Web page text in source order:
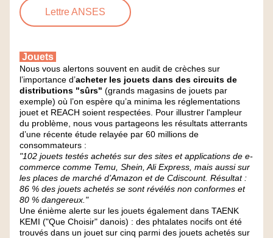
Lettre ANSES
Jouets
Nous vous alertons souvent en audit de crèches sur
l’importance d’acheter les jouets dans des circuits de
distributions "sûrs" (grands magasins de jouets par
exemple) où l’on espère qu’a minima les réglementations
jouet et REACH soient respectées. Pour illustrer l'ampleur
du problème, nous vous partageons les résultats atterrants
d’une récente étude relayée par 60 millions de
consommateurs :
"102 jouets testés achetés sur des sites et applications de e-
commerce comme Temu, Shein, Ali Express, mais aussi sur
les places de marché d’Amazon et de Cdiscount. Résultat :
86 % des jouets achetés se sont révélés non conformes et
80 % dangereux."
Une énième alerte sur les jouets également dans TAENK
KEMI ("Que Choisir" danois) : des phtalates nocifs ont été
trouvés dans un jouet sur cinq parmi des jouets achetés sur